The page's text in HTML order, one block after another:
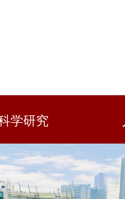
学研究